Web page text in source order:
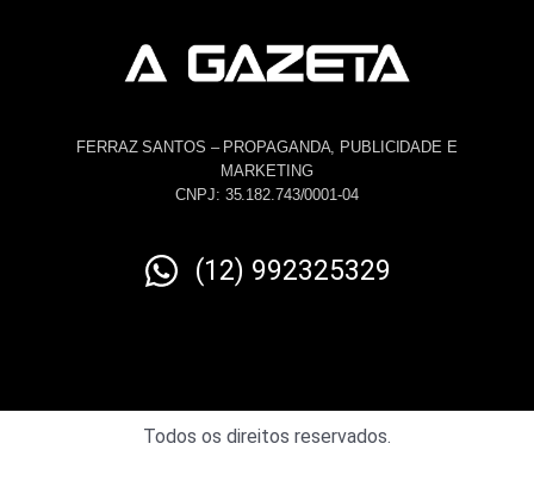
FERRAZ SANTOS – PROPAGANDA, PUBLICIDADE E
MARKETING
CNPJ: 35.182.743/0001-04
(12) 992325329
Todos os direitos reservados.